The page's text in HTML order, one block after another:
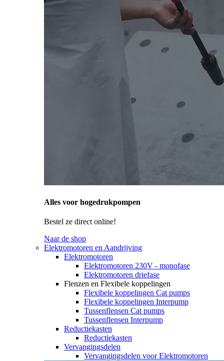
Alles voor hogedrukpompen
Bestel ze direct online!
Naar de shop
Elektromotoren en Aandrijving
Elektromotoren
Elektromotoren 230V - monofase
Elektromotoren driefase
Flenzen en Flexibele koppelingen
Flexibele koppelingen Cat pumps
Flexibele koppelingen Interpump
Tussenflensen Cat pumps
Tussenflensen Interpump
Reductiekasten
Reductiekasten
Vervangingsdelen
Vervangingsdelen voor Elektromotoren